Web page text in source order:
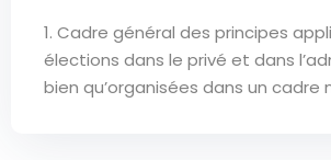
1. Cadre général des principes
élections dans le privé et dans
bien qu’organisées dans un cadre